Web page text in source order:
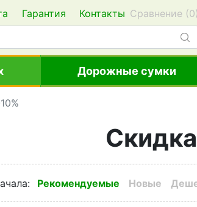
Гарантия Контакты Сравнение (0)
Дорожные сумки
: Рекомендуемые Новые